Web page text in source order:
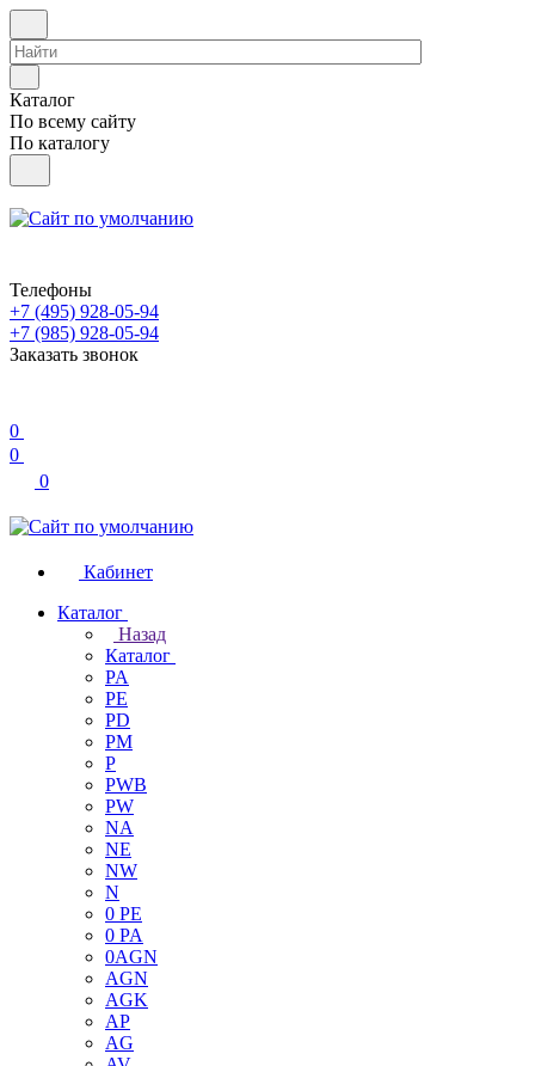
Каталог
По всему сайту
По каталогу
Телефоны
+7 (495) 928-05-94
+7 (985) 928-05-94
Заказать звонок
0
0
0
Кабинет
Каталог
Назад
Каталог
PA
PE
PD
PM
P
PWB
PW
NA
NE
NW
N
0 PE
0 PA
0AGN
AGN
AGK
AP
AG